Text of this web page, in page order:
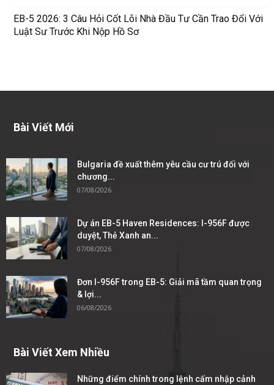
EB-5 2026: 3 Câu Hỏi Cốt Lõi Nhà Đầu Tư Cần Trao Đổi Với
Luật Sư Trước Khi Nộp Hồ Sơ
Bài Viết Mới
Bulgaria đề xuất thêm yêu cầu cư trú đối với
chương...
07/08/2026
Dự án EB-5 Haven Residences: I-956F được
duyệt, Thẻ Xanh an...
07/08/2026
Đơn I-956F trong EB-5: Giải mã tầm quan trọng
& lợi...
06/08/2026
Bài Viết Xem Nhiều
Những điểm chính trong lệnh cấm nhập cảnh